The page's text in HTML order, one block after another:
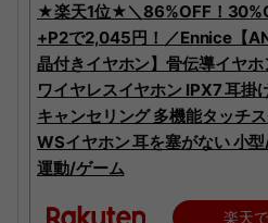
★楽天1位★＼86%OFF！
+P2で2,045円！／Ennice【
晶付きイヤホン】骨伝導イヤ
ワイヤレスイヤホン IPX7 耳掛
キャンセリング 多機能タッチ
WSイヤホン 耳を塞がない 小
運動/ゲーム
楽天